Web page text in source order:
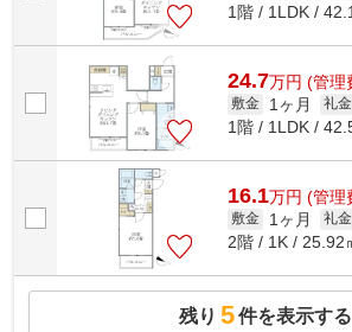
1階 / 1LDK /
24.7万円 (管理
敷金 1ヶ月 礼金
1階 / 1LDK /
16.1万円 (管理
敷金 1ヶ月 礼金
2階 / 1K / 25.92
残り 5件を表示する